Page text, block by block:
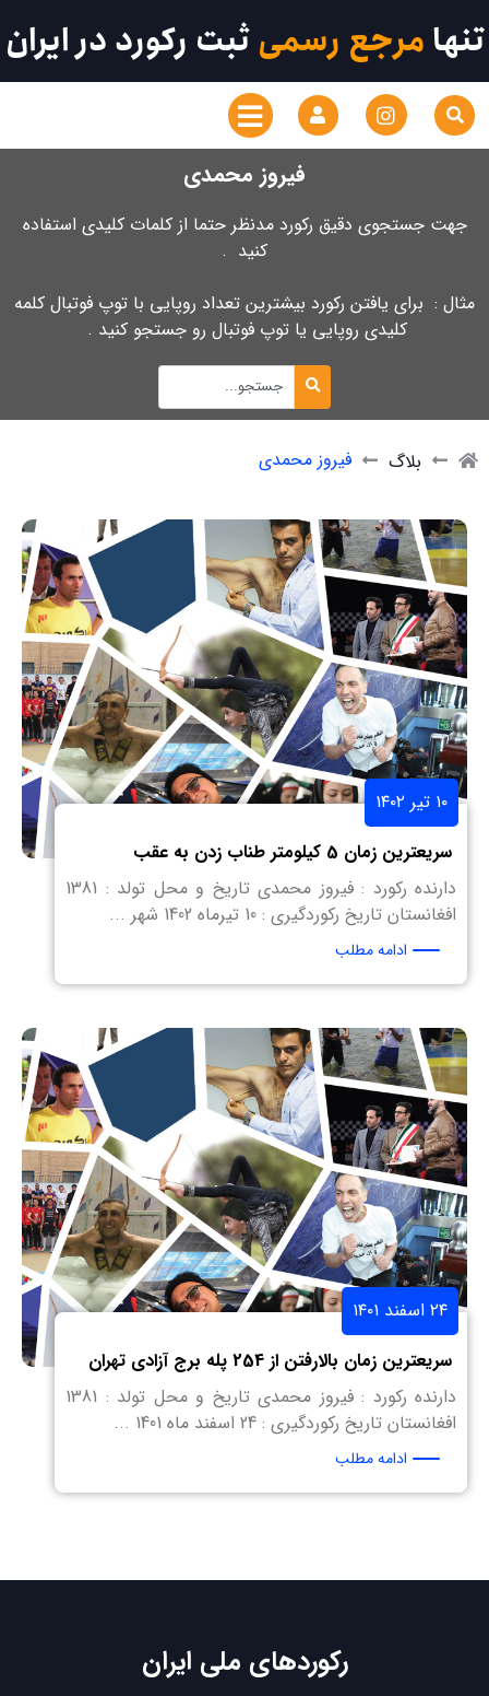
تنهامرجع رسمیثبت رکورد در ایران
فیروز محمدی
جهت جستجوی دقیق رکورد مدنظر حتما از کلمات کلیدی استفاده
کنید .
مثال : برای یافتن رکورد بیشترین تعداد روپایی با توپ فوتبال کلمه
کلیدی روپایی یا توپ فوتبال رو جستجو کنید .
بلاگ فیروز محمدی
۱۰ تیر ۱۴۰۲
سریعترین زمان 5 کیلومتر طناب زدن به عقب
دارنده رکورد : فیروز محمدی تاریخ و محل تولد : 1381
افغانستان تاریخ رکوردگیری : 10 تیرماه 1402 شهر ...
ادامه مطلب
۲۴ اسفند ۱۴۰۱
سریعترین زمان بالارفتن از 254 پله برج آزادی تهران
دارنده رکورد : فیروز محمدی تاریخ و محل تولد : 1381
افغانستان تاریخ رکوردگیری : 24 اسفند ماه 1401 ...
ادامه مطلب
رکوردهای ملی ایران